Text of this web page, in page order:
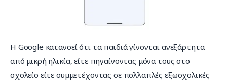
Η Google κατανοεί ότι τα παιδιά γίνονται ανεξάρτητα
από μικρή ηλικία, είτε πηγαίνοντας μόνα τους στο
σχολείο είτε συμμετέχοντας σε πολλαπλές εξωσχολικές